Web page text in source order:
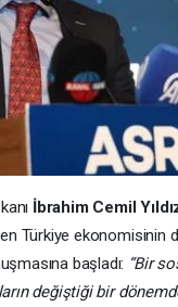
İbrahim Cemil
Türkiye ekonomisinin
başladı: “Bir
değiştiği bir